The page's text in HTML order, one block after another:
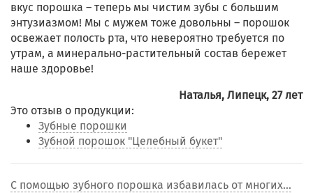
вкус порошка – теперь мы чистим зубы с большим
энтузиазмом! Мы с мужем тоже довольны – порошок
освежает полость рта, что невероятно требуется по
утрам, а минерально-растительный состав бережет
наше здоровье!
Наталья, Липецк, 27 лет
Это отзыв о продукции:
Зубные порошки
Зубной порошок "Целебный букет"
С помощью зубного порошка избавилась от многих...